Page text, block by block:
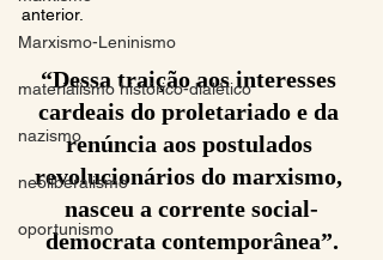
Marxismo-Leninismo
materialismo histórico-dialético
nazismo
neoliberalismo
oportunismo
anterior.
“Dessa traição aos interesses
cardeais do proletariado e da
renúncia aos postulados
revolucionários do marxismo,
nasceu a corrente social-
democrata contemporânea”.